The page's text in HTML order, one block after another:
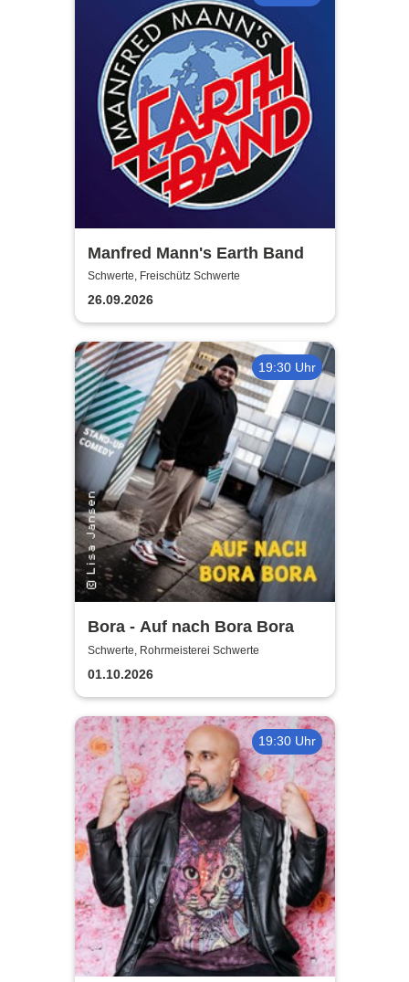
Manfred Mann's Earth Band
Schwerte, Freischütz Schwerte
26.09.2026
19:30 Uhr
Bora - Auf nach Bora Bora
Schwerte, Rohrmeisterei Schwerte
01.10.2026
19:30 Uhr